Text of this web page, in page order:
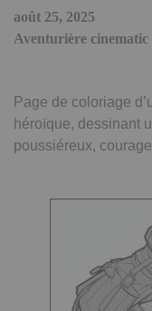
août 25, 2025
Aventurière cinematic
Page de coloriage
héroïque, dessinant
poussiéreux,